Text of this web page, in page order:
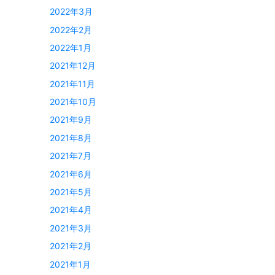
2022年3月
2022年2月
2022年1月
2021年12月
2021年11月
2021年10月
2021年9月
2021年8月
2021年7月
2021年6月
2021年5月
2021年4月
2021年3月
2021年2月
2021年1月